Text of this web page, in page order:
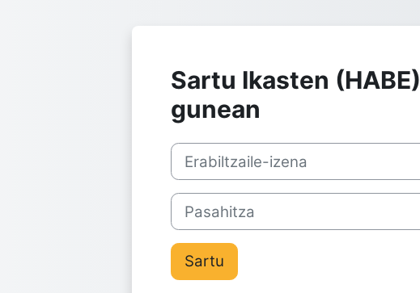
Sartu Ikasten (HABE)
gunean
Erabiltzaile-izena
Pasahitza
Sartu